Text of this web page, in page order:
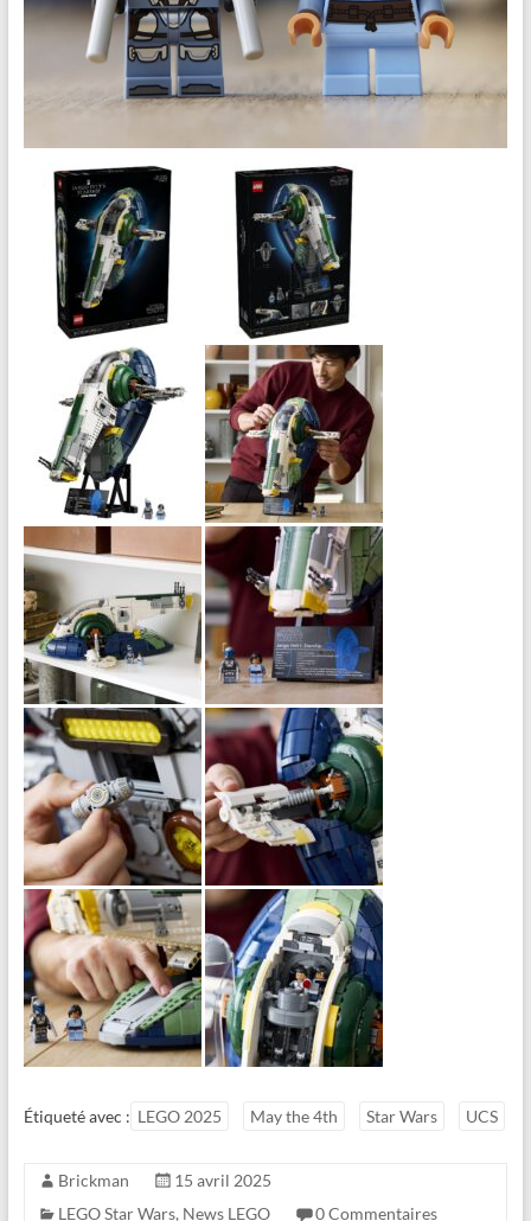
Étiqueté avec : LEGO 2025 May the 4th Star Wars UCS
Brickman
15 avril 2025
LEGO Star Wars, News LEGO 0 Commentaires